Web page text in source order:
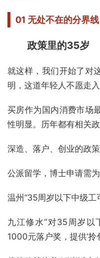
01 无处不在的分界线
政策里的35岁
就这样，我们开始了对
明，这道年轻人不愿走
买房作为国内消费市场
性明显。历年都有相关
深造、落户、创业的政策
公派留学，博士申请需
温州“35周岁以下中级工
九江修水“对35周岁以
1000元落户奖，提供‘拎